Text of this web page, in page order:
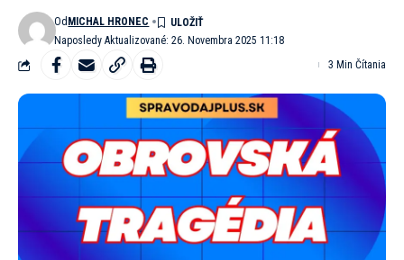
Naposledy Aktualizované: 26. Novembra 2025 11:18
Od MICHAL HRONEC
3 Min Čítania